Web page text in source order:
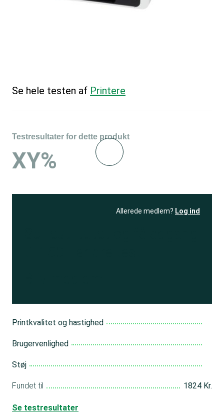
Se hele testen af Printere
Testresultater for dette produkt
XY%
Allerede medlem? Log ind
Printkvalitet og hastighed
Brugervenlighed
Støj
Fundet til 1824 Kr.
Se testresultater